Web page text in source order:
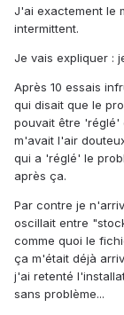
J'ai exactement le
intermittent.
Je vais expliquer :
Après 10 essais
qui disait que le
pouvait être 'réglé'
m'avait l'air
qui a 'réglé' le
après ça.
Par contre je
oscillait entre
comme quoi le
ça m'était déjà
j'ai retenté
sans problème...